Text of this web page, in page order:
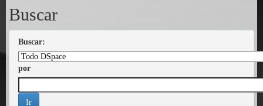
Buscar
Buscar:
por